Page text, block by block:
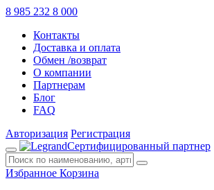
8 985 232 8 000
Контакты
Доставка и оплата
Обмен /возврат
О компании
Партнерам
Блог
FAQ
Авторизация Регистрация
Сертифицированный партнер
Избранное Корзина